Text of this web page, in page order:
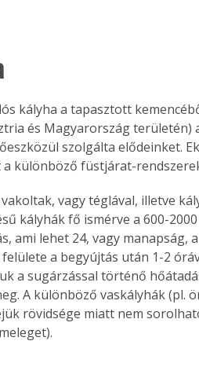
kályha a tapasztott
és Magyarország területén)
szolgálta elődeinket.
különböző füstjárat-
vagy téglával, illetve
kályhák fő ismérve a 600-
ami lehet 24, vagy manapság,
a begyújtás után 1-2
a sugárzással történő
A különböző vaskályhák (pl.
rövidsége miatt nem